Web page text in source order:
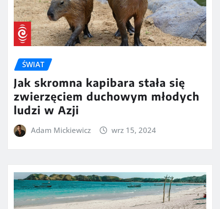
ŚWIAT
Jak skromna kapibara stała się
zwierzęciem duchowym młodych
ludzi w Azji
Adam Mickiewicz wrz 15, 2024